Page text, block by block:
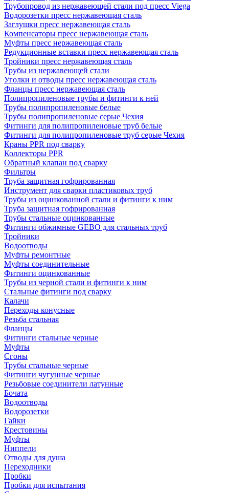
Трубопровод из нержавеющей стали под пресс Viega
Водорозетки пресс нержавеющая сталь
Заглушки пресс нержавеющая сталь
Компенсаторы пресс нержавеющая сталь
Муфты пресс нержавеющая сталь
Редукционные вставки пресс нержавеющая сталь
Тройники пресс нержавеющая сталь
Трубы из нержавеющей стали
Уголки и отводы пресс нержавеющая сталь
Фланцы пресс нержавеющая сталь
Полипропиленовые трубы и фитинги к ней
Трубы полипропиленовые белые
Трубы полипропиленовые серые Чехия
Фитинги для полипропиленовые труб белые
Фитинги для полипропиленовые труб серые Чехия
Краны PPR под сварку
Коллекторы PPR
Обратный клапан под сварку
Фильтры
Труба защитная гофрированная
Инструмент для сварки пластиковых труб
Трубы из оцинкованной стали и фитинги к ним
Труба защитная гофрированная
Трубы стальные оцинкованные
Фитинги обжимные GEBO для стальных труб
Тройники
Водоотводы
Муфты ремонтные
Муфты соединительные
Фитинги оцинкованные
Трубы из черной стали и фитинги к ним
Стальные фитинги под сварку
Калачи
Переходы конусные
Резьба стальная
Фланцы
Фитинги стальные черные
Муфты
Сгоны
Трубы стальные черные
Фитинги чугунные черные
Резьбовые соединители латунные
Бочата
Водоотводы
Водорозетки
Гайки
Крестовины
Муфты
Ниппели
Отводы для душа
Переходники
Пробки
Пробки для испытания